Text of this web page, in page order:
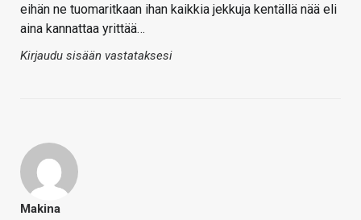
eihän ne tuomaritkaan ihan kaikkia jekkuja kentällä nää eli
aina kannattaa yrittää…
Kirjaudu sisään vastataksesi
Makina